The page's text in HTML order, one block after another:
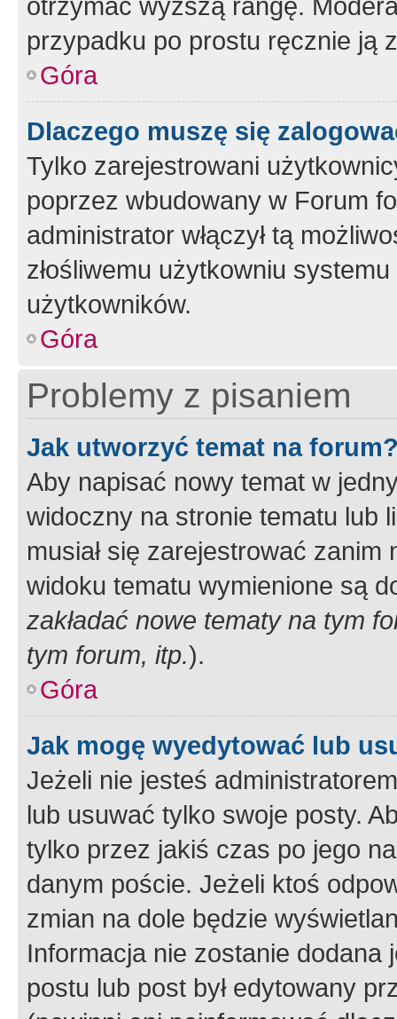
przypadku po prostu ręcznie ją
Góra
Dlaczego muszę się
Tylko zarejestrowani
poprzez wbudowany w Forum
administrator włączył tą
złośliwemu użytkowniu
użytkowników.
Góra
Problemy z pisaniem
Jak utworzyć temat na
Aby napisać nowy temat w
widoczny na stronie tematu lub
musiał się zarejestrować
widoku tematu wymienione są
zakładać nowe tematy na tym
tym forum, itp.).
Góra
Jak mogę wyedytować lub
Jeżeli nie jesteś
lub usuwać tylko swoje posty.
tylko przez jakiś czas po jego
danym poście. Jeżeli ktoś
zmian na dole będzie
Informacja nie zostanie dodana
postu lub post był edytowany